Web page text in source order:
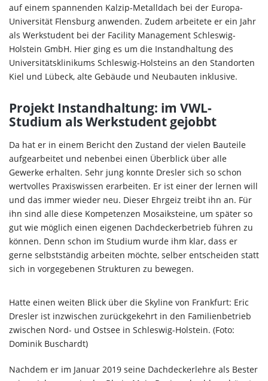
auf einem spannenden Kalzip-Metalldach bei der Europa-
Universität Flensburg anwenden. Zudem arbeitete er ein Jahr
als Werkstudent bei der Facility Management Schleswig-
Holstein GmbH. Hier ging es um die Instandhaltung des
Universitätsklinikums Schleswig-Holsteins an den Standorten
Kiel und Lübeck, alte Gebäude und Neubauten inklusive.
Projekt Instandhaltung: im VWL-
Studium als Werkstudent gejobbt
Da hat er in einem Bericht den Zustand der vielen Bauteile
aufgearbeitet und nebenbei einen Überblick über alle
Gewerke erhalten. Sehr jung konnte Dresler sich so schon
wertvolles Praxiswissen erarbeiten. Er ist einer der lernen will
und das immer wieder neu. Dieser Ehrgeiz treibt ihn an. Für
ihn sind alle diese Kompetenzen Mosaiksteine, um später so
gut wie möglich einen eigenen Dachdeckerbetrieb führen zu
können. Denn schon im Studium wurde ihm klar, dass er
gerne selbstständig arbeiten möchte, selber entscheiden statt
sich in vorgegebenen Strukturen zu bewegen.
Hatte einen weiten Blick über die Skyline von Frankfurt: Eric
Dresler ist inzwischen zurückgekehrt in den Familienbetrieb
zwischen Nord- und Ostsee in Schleswig-Holstein. (Foto:
Dominik Buschardt)
Nachdem er im Januar 2019 seine Dachdeckerlehre als Bester